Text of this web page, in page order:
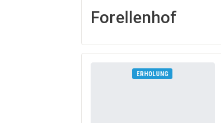
Forellenhof
ERHOLUNG